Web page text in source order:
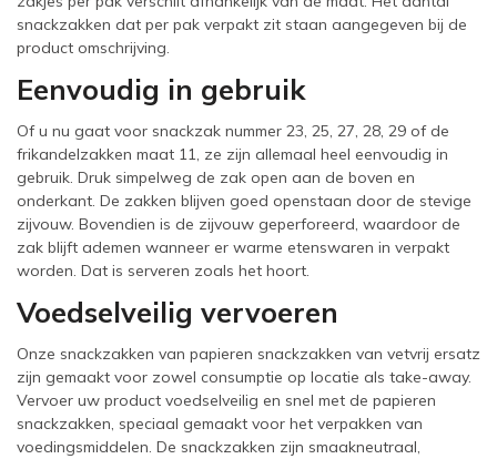
snackzakken dat per pak verpakt zit staan aangegeven bij de
product omschrijving.
Eenvoudig in gebruik
Of u nu gaat voor snackzak nummer 23, 25, 27, 28, 29 of de
frikandelzakken maat 11, ze zijn allemaal heel eenvoudig in
gebruik. Druk simpelweg de zak open aan de boven en
onderkant. De zakken blijven goed openstaan door de stevige
zijvouw. Bovendien is de zijvouw geperforeerd, waardoor de
zak blijft ademen wanneer er warme etenswaren in verpakt
worden. Dat is serveren zoals het hoort.
Voedselveilig vervoeren
Onze snackzakken van papieren snackzakken van vetvrij ersatz
zijn gemaakt voor zowel consumptie op locatie als take-away.
Vervoer uw product voedselveilig en snel met de papieren
snackzakken, speciaal gemaakt voor het verpakken van
voedingsmiddelen. De snackzakken zijn smaakneutraal,